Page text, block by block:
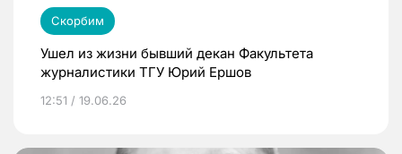
Скорбим
Ушел из жизни бывший декан Факультета
журналистики ТГУ Юрий Ершов
12:51 / 19.06.26